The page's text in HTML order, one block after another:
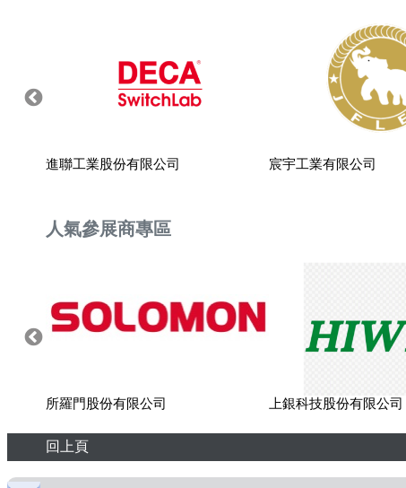
進聯工業股份有限公司 宸宇工業有限公司
人氣參展商專區
所羅門股份有限公司 上銀科技股份有限公司
回上頁